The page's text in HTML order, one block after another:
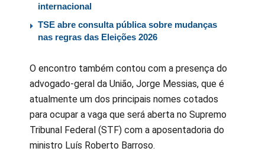
internacional
TSE abre consulta pública sobre mudanças
nas regras das Eleições 2026
O encontro também contou com a presença do
advogado-geral da União, Jorge Messias, que é
atualmente um dos principais nomes cotados
para ocupar a vaga que será aberta no Supremo
Tribunal Federal (STF) com a aposentadoria do
ministro Luís Roberto Barroso.